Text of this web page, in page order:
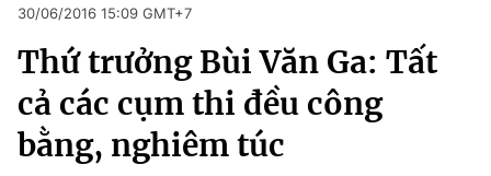
Chuyên mục
Chính trị
Xã hội
Pháp luật
Kinh tế
Thể thao
Truyền hình
Văn hóa - Giải trí
Y tế
30/06/2016 15:09 GMT+7
Thứ trưởng Bùi Văn Ga: Tất
cả các cụm thi đều công
bằng, nghiêm túc